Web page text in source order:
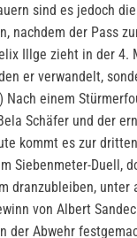
sind es jedoch
nachdem der Pass
Illge zieht in der 4.
er verwandelt,
Nach einem
Schäfer und der
kommt es zur
Siebenmeter-Duell,
dranzubleiben, unter
von Albert
der Abwehr